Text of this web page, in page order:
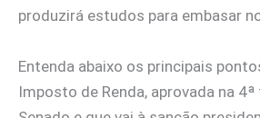
produzirá estudos para embasar
Entenda abaixo os principais
Imposto de Renda, aprovada na